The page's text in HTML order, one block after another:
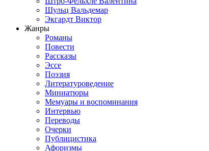
Шульц Вальдемар
Экгардт Виктор
Жанры
Романы
Повести
Рассказы
Эссе
Поэзия
Литературоведение
Миниатюры
Мемуары и воспоминания
Интервью
Переводы
Очерки
Публицистика
Афоризмы